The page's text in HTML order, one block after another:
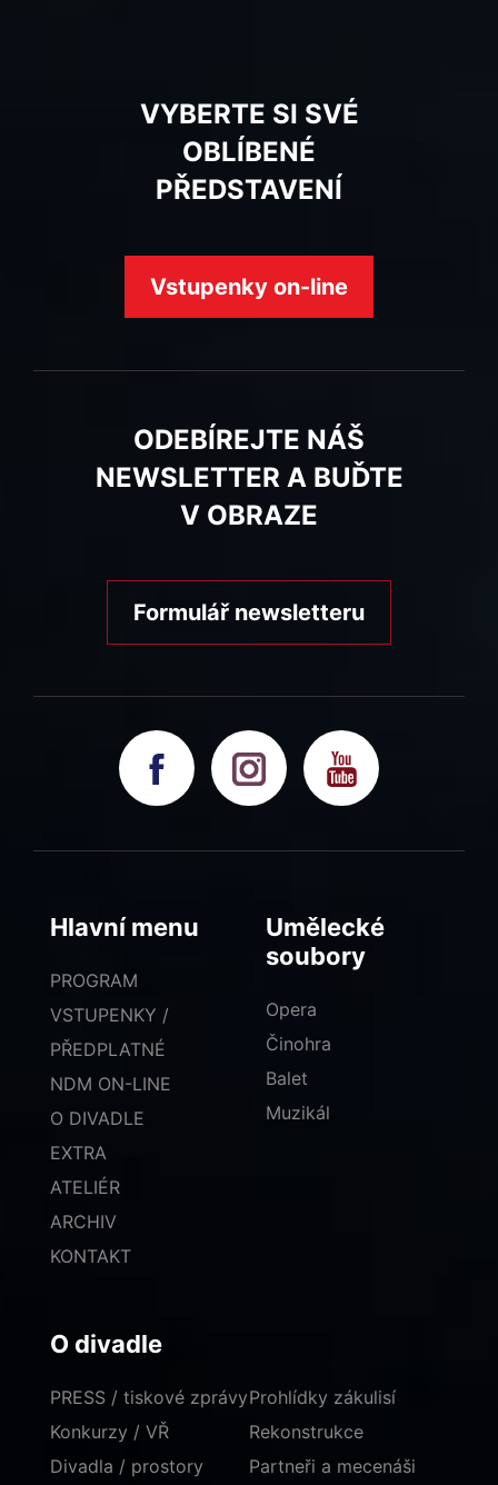
VYBERTE SI SVÉ
OBLÍBENÉ
PŘEDSTAVENÍ
Vstupenky on-line
ODEBÍREJTE NÁŠ
NEWSLETTER A BUĎTE
V OBRAZE
Formulář newsletteru
Hlavní menu
PROGRAM
VSTUPENKY /
PŘEDPLATNÉ
NDM ON-LINE
O DIVADLE
EXTRA
ATELIÉR
ARCHIV
KONTAKT
Umělecké
soubory
Opera
Činohra
Balet
Muzikál
O divadle
PRESS / tiskové zprávy
Konkurzy / VŘ
Divadla / prostory
Prohlídky zákulisí
Rekonstrukce
Partneři a mecenáši